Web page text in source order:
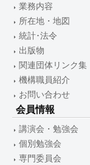
業務内容
所在地・地図
統計･法令
出版物
関連団体リンク集
機構職員紹介
お問い合わせ
会員情報
講演会・勉強会
個別勉強会
専門委員会